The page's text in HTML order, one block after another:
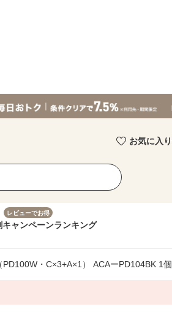
お気に入り
レビューでお得
キャンペーンランキング
・C×3+A×1） ACAーPD104BK 1個